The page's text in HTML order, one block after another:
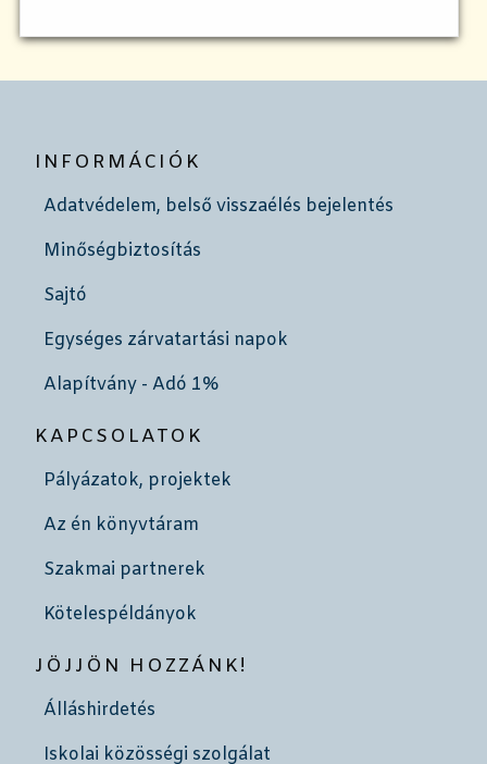
INFORMÁCIÓK
Adatvédelem, belső visszaélés bejelentés
Minőségbiztosítás
Sajtó
Egységes zárvatartási napok
Alapítvány - Adó 1%
KAPCSOLATOK
Pályázatok, projektek
Az én könyvtáram
Szakmai partnerek
Kötelespéldányok
JÖJJÖN HOZZÁNK!
Álláshirdetés
Iskolai közösségi szolgálat